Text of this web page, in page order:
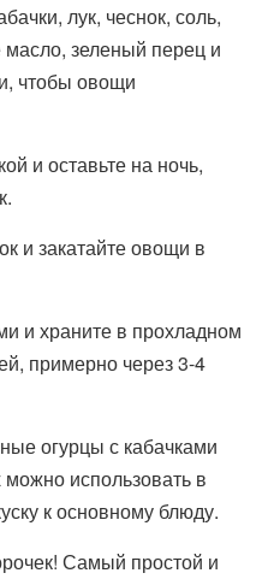
лук, чеснок, соль,
масло, зеленый перец и
чтобы овощи
и оставьте на ночь,
и закатайте овощи в
и храните в прохладном
примерно через 3-4
огурцы с кабачками
использовать в
к основному блюду.
Самый простой и